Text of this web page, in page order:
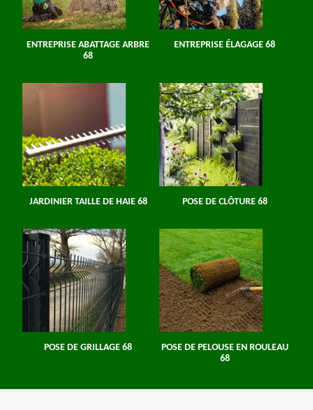
ENTREPRISE ABATTAGE ARBRE
68
ENTREPRISE ÉLAGAGE 68
JARDINIER TAILLE DE HAIE 68 POSE DE CLÔTURE 68
POSE DE GRILLAGE 68
POSE DE PELOUSE EN ROULEAU
68